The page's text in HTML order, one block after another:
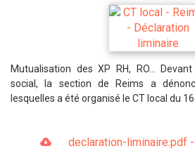
Mutualisation des XP RH, RO...
social, la section de Reims a
lesquelles a été organisé le CT local du
declaration-liminaire.pdf